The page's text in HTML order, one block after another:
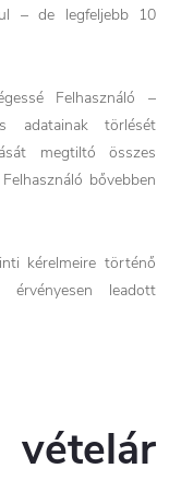
– de legfeljebb 10
Felhasználó –
adatainak törlését
megtiltó összes
bővebben
kérelmeire történő
leadott